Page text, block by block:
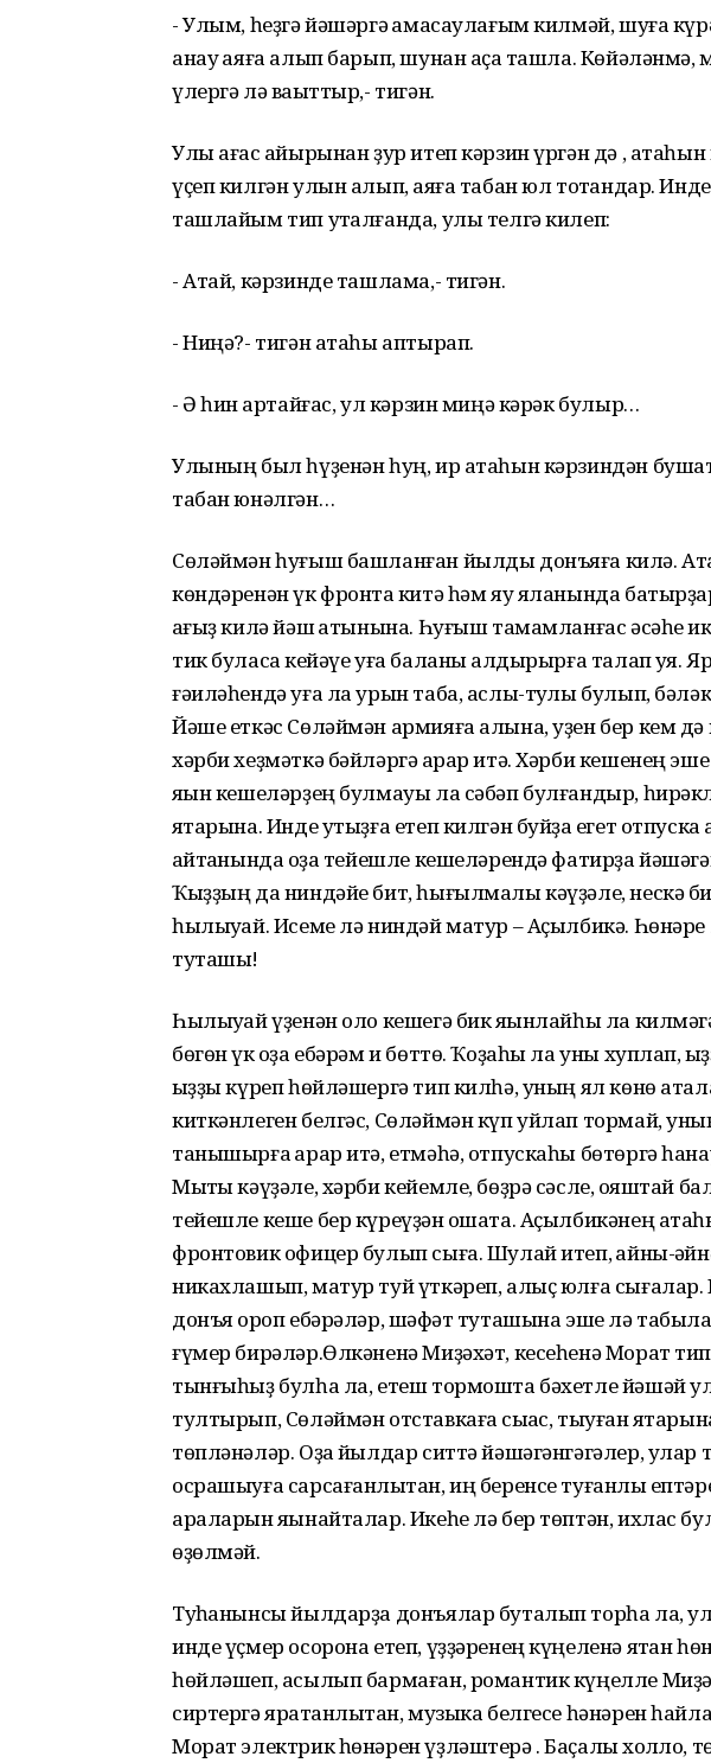
- Улым, һеҙгә йәшәргә ҡамасаулағым килмәй, шуға
анау ҡаяға алып барып, шунан аҫҡа ташла. Көйәләнмә,
үлергә лә ваҡыттыр,- тигән.
Улы ағас ҡайырынан ҙур итеп кәрзин үргән дә ,
үҫеп килгән улын алып, ҡаяға табан юл тотҡандар.
ташлайым тип уҡталғанда, улы телгә килеп:
- Атай, кәрзинде ташлама,- тигән.
- Ниңә?- тигән атаһы аптырап.
- Ә һин ҡартайғас, ул кәрзин миңә кәрәк булыр…
Улының был һүҙенән һуң, ир атаһын кәрзиндән
табан юнәлгән…
Сөләймән һуғыш башланған йылды донъяға килә.
көндәренән үк фронтҡа китә һәм яу яланында
ҡағыҙ килә йәш ҡатынына. Һуғыш тамамланғас әсәһе
тик буласаҡ кейәүе уға баланы ҡалдырырға талап ҡуя.
ғәиләһендә уға ла урын таба, аслы-туҡлы булып,
Йәше еткәс Сөләймән армияға алына, уҙен бер кем
хәрби хеҙмәткә бәйләргә ҡарар итә. Хәрби кешенең
яҡын кешеләрҙең булмауы ла сәбәп булғандыр,
яҡтарына. Инде утыҙға етеп килгән буйҙаҡ егет
ҡайтҡанында ҡоҙа тейешле кешеләрендә фатирҙа
Ҡыҙҙың да ниндәйе бит, һығылмалы кәүҙәле, нескә
һылыуҡай. Исеме лә ниндәй матур – Аҫылбикә. Һөнәре
туташы!
Һылыуҡай үҙенән оло кешегә бик яҡынлайһы ла
бөгөн үк ҡоҙа ебәрәм и бөттө. Ҡоҙаһы ла уны хуплап,
ҡыҙҙы күреп һөйләшергә тип килһә, уның ял көнө
киткәнлеген белгәс, Сөләймән күп уйлап тормай,
танышырға ҡарар итә, етмәһә, отпускаһы бөтөргә
Мыҡты кәүҙәле, хәрби кейемле, бөҙрә сәсле, ҡояштай
тейешле кеше бер күреүҙән оҡшата. Аҫылбикәнең
фронтовик офицер булып сыға. Шулай итеп, ҡайны-
никахлашып, матур туй үткәреп, алыҫ юлға
донъя ҡороп ебәрәләр, шәфҡәт туташына эше лә
ғүмер бирәләр.Өлкәненә Миҙәхәт, кесеһенә Морат
тынғыһыҙ булһа ла, етеш тормошта бәхетле йәшәй
тултырып, Сөләймән отставкаға сыҡҡас, тыуған
төпләнәләр. Оҙаҡ йылдар ситтә йәшәгәнгәгәлер,
осрашыуға сарсағанлыҡтан, иң беренсе туғанлыҡ
араларын яҡынайталар. Икеһе лә бер төптән, ихлас
өҙөлмәй.
Туҡһанынсы йылдарҙа донъялар буталып торһа ла,
инде үҫмер осорона етеп, үҙҙәренең күңеленә ятҡан
һөйләшеп, асылып бармаған, романтик күңелле
сиртергә яратҡанлыҡтан, музыка белгесе һәнәрен
Морат электрик һөнәрен үҙләштерә . Баҫалҡы холҡло,